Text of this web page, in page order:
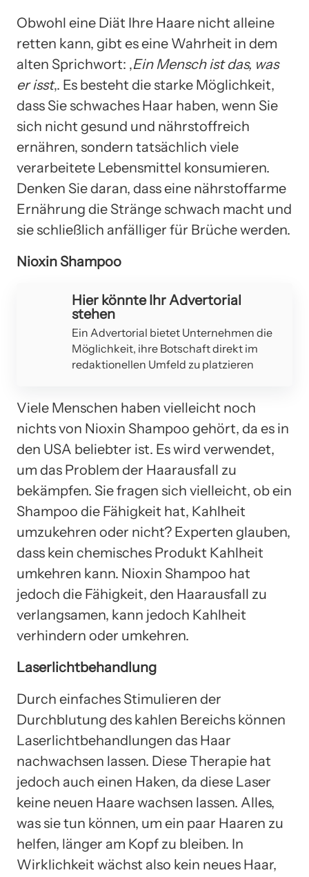
Obwohl eine Diät Ihre Haare nicht alleine
retten kann, gibt es eine Wahrheit in dem
alten Sprichwort: ‚Ein Mensch ist das, was
er isst‚. Es besteht die starke Möglichkeit,
dass Sie schwaches Haar haben, wenn Sie
sich nicht gesund und nährstoffreich
ernähren, sondern tatsächlich viele
verarbeitete Lebensmittel konsumieren.
Denken Sie daran, dass eine nährstoffarme
Ernährung die Stränge schwach macht und
sie schließlich anfälliger für Brüche werden.
Nioxin Shampoo
Hier könnte Ihr Advertorial
stehen
Ein Advertorial bietet Unternehmen die
Möglichkeit, ihre Botschaft direkt im
redaktionellen Umfeld zu platzieren
Viele Menschen haben vielleicht noch
nichts von Nioxin Shampoo gehört, da es in
den USA beliebter ist. Es wird verwendet,
um das Problem der Haarausfall zu
bekämpfen. Sie fragen sich vielleicht, ob ein
Shampoo die Fähigkeit hat, Kahlheit
umzukehren oder nicht? Experten glauben,
dass kein chemisches Produkt Kahlheit
umkehren kann. Nioxin Shampoo hat
jedoch die Fähigkeit, den Haarausfall zu
verlangsamen, kann jedoch Kahlheit
verhindern oder umkehren.
Laserlichtbehandlung
Durch einfaches Stimulieren der
Durchblutung des kahlen Bereichs können
Laserlichtbehandlungen das Haar
nachwachsen lassen. Diese Therapie hat
jedoch auch einen Haken, da diese Laser
keine neuen Haare wachsen lassen. Alles,
was sie tun können, um ein paar Haaren zu
helfen, länger am Kopf zu bleiben. In
Wirklichkeit wächst also kein neues Haar,